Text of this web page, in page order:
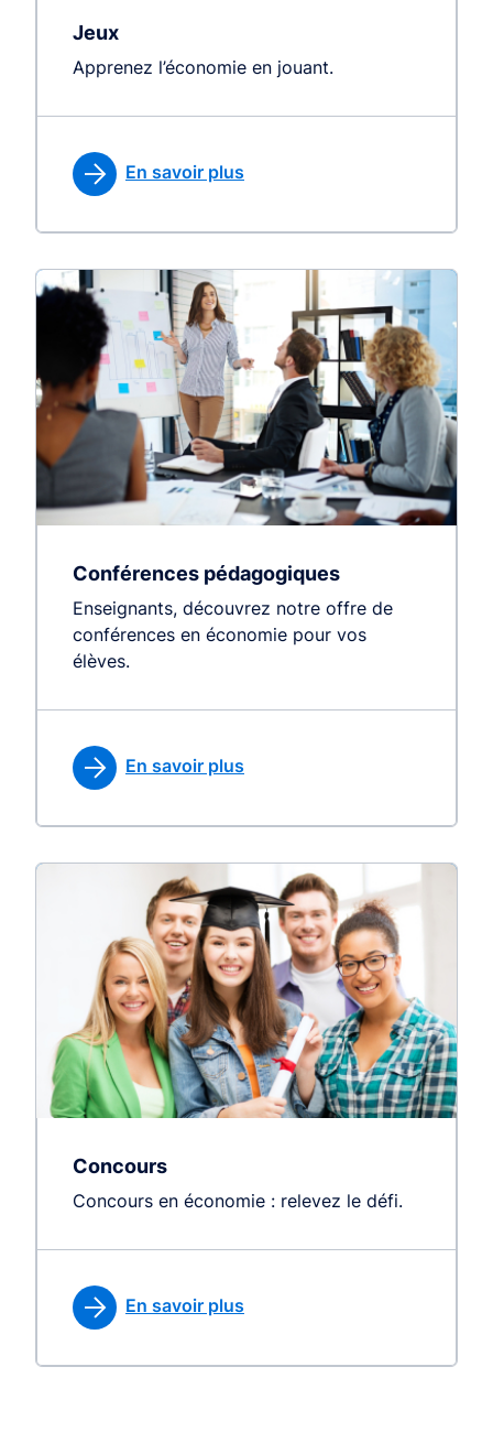
Jeux
Apprenez l’économie en jouant.
En savoir plus
Conférences pédagogiques
Enseignants, découvrez notre offre de
conférences en économie pour vos
élèves.
En savoir plus
Concours
Concours en économie : relevez le défi.
En savoir plus